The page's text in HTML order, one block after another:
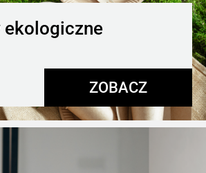
ekologiczne
ZOBACZ